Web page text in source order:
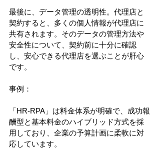
最後に、データ管理の透明性。代理店と
契約すると、多くの個人情報が代理店に
共有されます。そのデータの管理方法や
安全性について、契約前に十分に確認
し、安心できる代理店を選ぶことが肝心
です。
事例：
「HR-RPA」は料金体系が明確で、成功報
酬型と基本料金のハイブリッド方式を採
用しており、企業の予算計画に柔軟に対
応しています。